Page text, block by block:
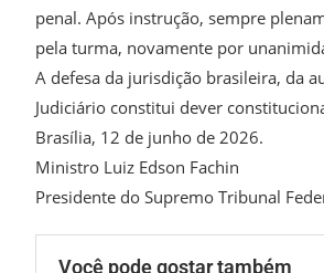
penal. Após instrução, sempre
pela turma, novamente por
A defesa da jurisdição brasileira, da
Judiciário constitui dever
Brasília, 12 de junho de 2026.
Ministro Luiz Edson Fachin
Presidente do Supremo Tribunal
Você pode gostar também